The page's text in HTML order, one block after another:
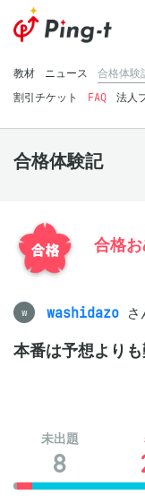
教材 ニュース 合格体験
割引チケット
FAQ 法人
合格体験記
合格
w washidazo さ
本番は予想より
未出題
8